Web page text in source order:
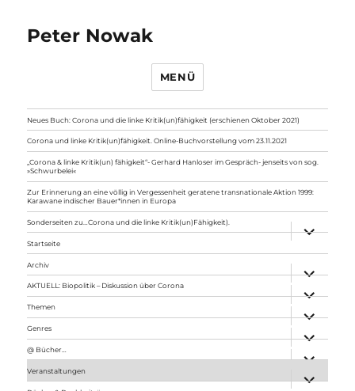
Peter Nowak
MENÜ
Neues Buch: Corona und die linke Kritik(un)fähigkeit (erschienen Oktober 2021)
Corona und linke Kritik(un)fähigkeit. Online-Buchvorstellung vom 23.11.2021
„Corona & linke Kritik(un) fähigkeit“- Gerhard Hanloser im Gespräch- jenseits von sog.
»Schwurbelei«
Zur Erinnerung an eine völlig in Vergessenheit geratene transnationale Aktion 1999:
Karawane indischer Bauer*innen in Europa
Sonderseiten zu…Corona und die linke Kritik(un)Fähigkeit).
anzeigen
Startseite
Archiv
anzeigen
AKTUELL: Biopolitik – Diskussion über Corona
anzeigen
Themen
anzeigen
Genres
anzeigen
@ Bücher…
Veranstaltungen
anzeigen